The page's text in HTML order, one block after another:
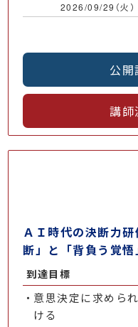
2026/09/29（火）
公開
講師
ＡＩ時代の決断力
断」と「背負う覚悟
到達目標
意思決定に求めら
ける